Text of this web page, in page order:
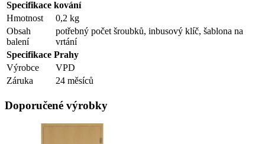
Specifikace kování
Hmotnost
0,2 kg
Obsah
balení
potřebný počet šroubků, inbusový klíč, šablona na
vrtání
Specifikace Prahy
Výrobce
VPD
Záruka
24 měsíců
Doporučené výrobky